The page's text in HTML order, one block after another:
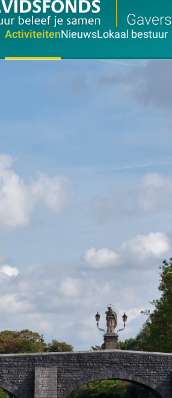
Gavers
ActiviteitenNieuwsLokaal bestuur